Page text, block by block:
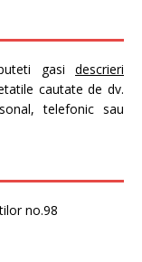
gasi descrieri
cautate de dv.
telefonic sau
no.98